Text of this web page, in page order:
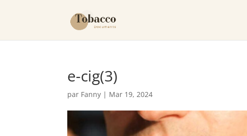
e-cig(3)
par Fanny | Mar 19, 2024